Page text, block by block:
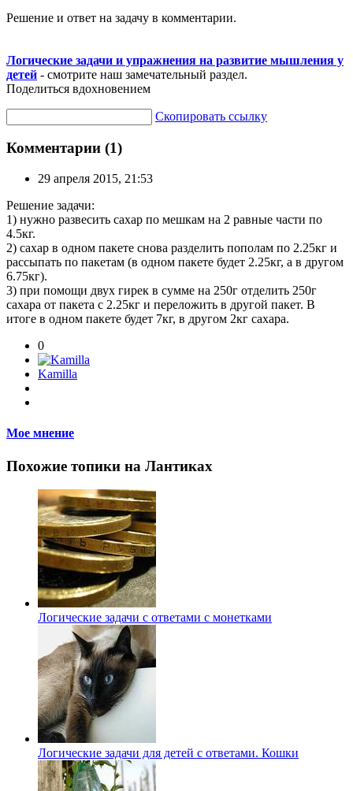
Решение и ответ на задачу в комментарии.
Логические задачи и упражнения на развитие мышления у
детей - смотрите наш замечательный раздел.
Поделиться вдохновением
Скопировать ссылку
Комментарии (1)
29 апреля 2015, 21:53
Решение задачи:
1) нужно развесить сахар по мешкам на 2 равные части по
4.5кг.
2) сахар в одном пакете снова разделить пополам по 2.25кг и
рассыпать по пакетам (в одном пакете будет 2.25кг, а в другом
6.75кг).
3) при помощи двух гирек в сумме на 250г отделить 250г
сахара от пакета с 2.25кг и переложить в другой пакет. В
итоге в одном пакете будет 7кг, в другом 2кг сахара.
0
Kamilla
Мое мнение
Похожие топики на Лантиках
Логические задачи с ответами с монетками
Логические задачи для детей с ответами. Кошки